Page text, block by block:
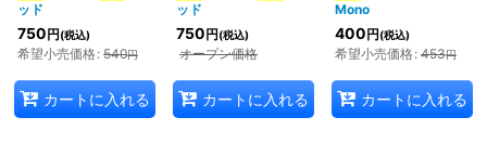
絞り込む
ッド
750 円 (税込)
希望小売価格: 540円
カートに入れる
ッド
750 円 (税込)
オープン価格
カートに入れる
Mono
400 円 (税込)
希望小売価格: 453円
カートに入れる